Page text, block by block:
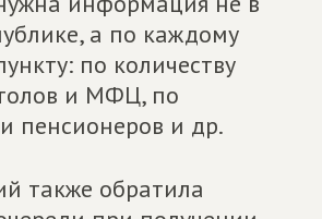
а по каждому
по количеству
и МФЦ, по
пенсионеров и др.
также обратила